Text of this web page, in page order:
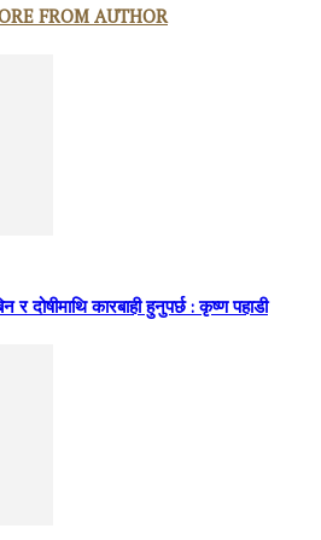
FROM AUTHOR
दोषीमाथि कारबाही हुनुपर्छ : कृष्ण पहाडी